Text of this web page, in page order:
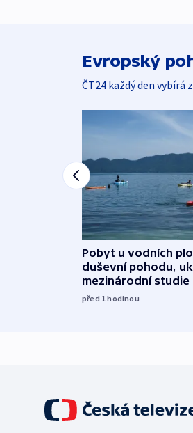
Evropský
ČT24 každý den
Pobyt u vodních
duševní pohodu,
mezinárodní studie
před 1hodinou